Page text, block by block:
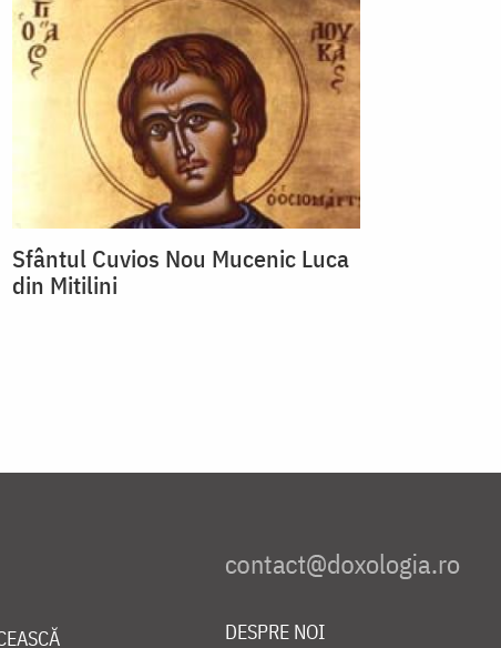
Sfântul Cuvios Nou Mucenic Luca
din Mitilini
DESPRE NOI